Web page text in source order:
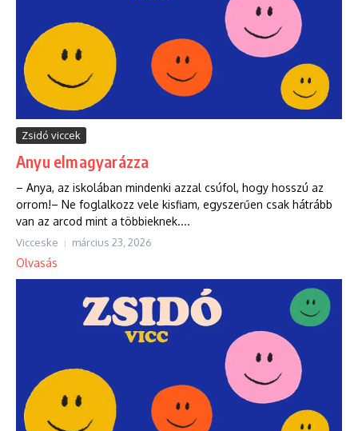
Zsidó viccek
Anyu elmagyarázza
– Anya, az iskolában mindenki azzal csúfol, hogy hosszú az
orrom!– Ne foglalkozz vele kisfiam, egyszerűen csak hátrább
van az arcod mint a többieknek....
Vicceske március 23, 2026
Olvasás